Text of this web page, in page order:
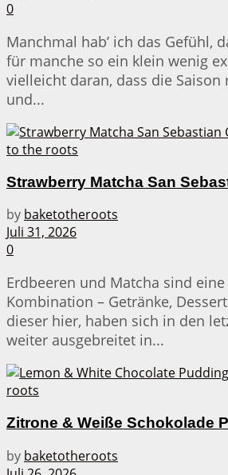
0
Manchmal hab’ ich das Gefühl,
für manche so ein klein wenig
vielleicht daran, dass die Saison
und...
Strawberry Matcha San
by baketotheroots
Juli 31, 2026
0
Erdbeeren und Matcha sind
Kombination – Getränke,
dieser hier, haben sich in den
weiter ausgebreitet in...
Zitrone & Weiße Schokolade
by baketotheroots